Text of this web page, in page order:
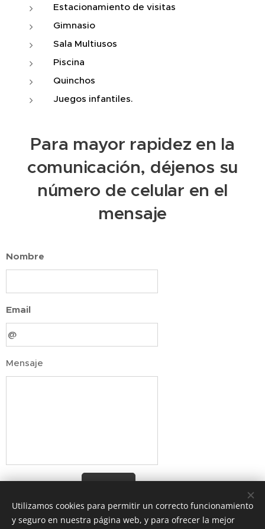
Estacionamiento de visitas
Gimnasio
Sala Multiusos
Piscina
Quinchos
Juegos infantiles.
Para mayor rapidez en la
comunicación, déjenos su
número de celular en el
mensaje
Nombre
Email
Mensaje
Utilizamos cookies para permitir un correcto funcionamiento
y seguro en nuestra página web, y para ofrecer la mejor